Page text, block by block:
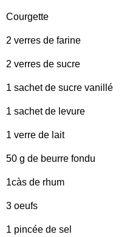
Courgette
2 verres de farine
2 verres de sucre
1 sachet de sucre vanillé
1 sachet de levure
1 verre de lait
50 g de beurre fondu
1càs de rhum
3 oeufs
1 pincée de sel